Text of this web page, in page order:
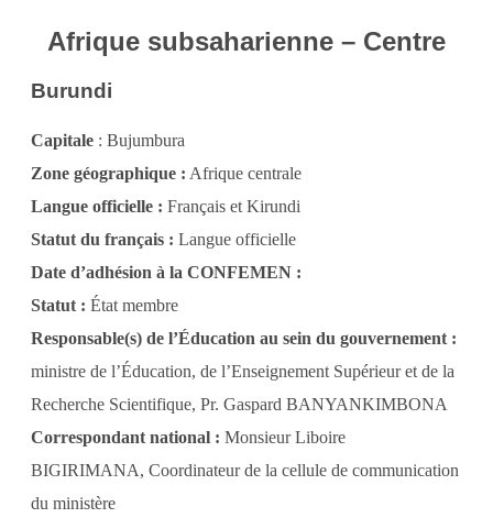
Afrique subsaharienne – Centre
Burundi
Capitale : Bujumbura
Zone géographique : Afrique centrale
Langue officielle : Français et Kirundi
Statut du français : Langue officielle
Date d’adhésion à la CONFEMEN :
Statut : État membre
Responsable(s) de l’Éducation au sein du gouvernement :
ministre de l’Éducation, de l’Enseignement Supérieur et de la
Recherche Scientifique, Pr. Gaspard BANYANKIMBONA
Correspondant national : Monsieur Liboire
BIGIRIMANA, Coordinateur de la cellule de communication
du ministère